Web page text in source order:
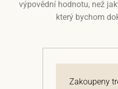
výpovědní hodnotu, než
který bychom
Zakoupeny